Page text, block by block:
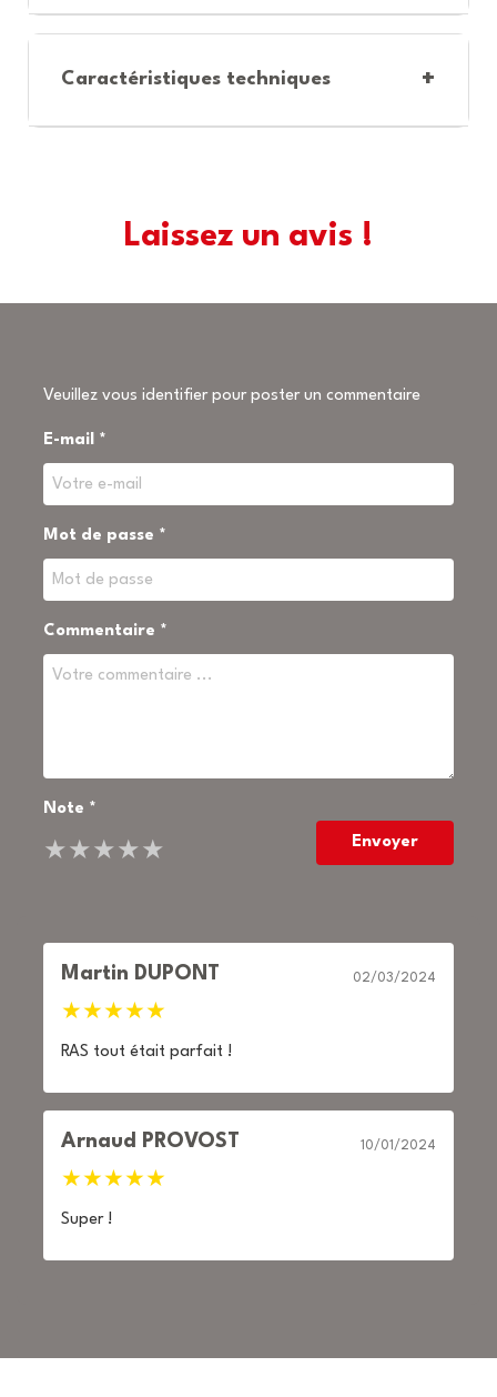
Caractéristiques techniques +
Laissez un avis !
Veuillez vous identifier pour poster un commentaire
E-mail *
Mot de passe *
Commentaire *
Note *
★★★★★ Envoyer
Martin DUPONT 02/03/2024
★★★★★
RAS tout était parfait !
Arnaud PROVOST 10/01/2024
★★★★★
Super !